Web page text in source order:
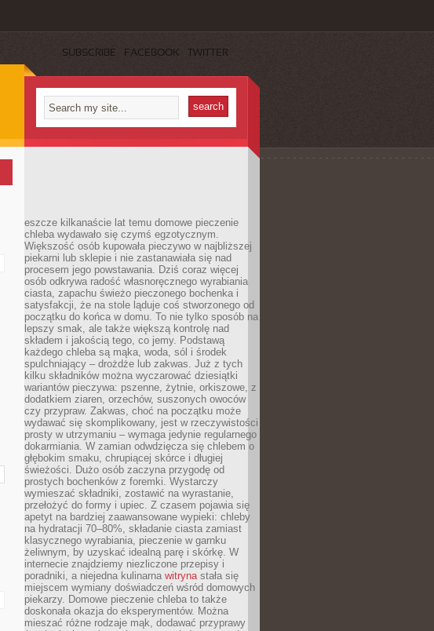
SUBSCRIBE FACEBOOK TWITTER
eszcze kilkanaście lat temu domowe pieczenie
chleba wydawało się czymś egzotycznym.
Większość osób kupowała pieczywo w najbliższej
piekarni lub sklepie i nie zastanawiała się nad
procesem jego powstawania. Dziś coraz więcej
osób odkrywa radość własnoręcznego wyrabiania
ciasta, zapachu świeżo pieczonego bochenka i
satysfakcji, że na stole ląduje coś stworzonego od
początku do końca w domu. To nie tylko sposób na
lepszy smak, ale także większą kontrolę nad
składem i jakością tego, co jemy. Podstawą
każdego chleba są mąka, woda, sól i środek
spulchniający – drożdże lub zakwas. Już z tych
kilku składników można wyczarować dziesiątki
wariantów pieczywa: pszenne, żytnie, orkiszowe, z
dodatkiem ziaren, orzechów, suszonych owoców
czy przypraw. Zakwas, choć na początku może
wydawać się skomplikowany, jest w rzeczywistości
prosty w utrzymaniu – wymaga jedynie regularnego
dokarmiania. W zamian odwdzięcza się chlebem o
głębokim smaku, chrupiącej skórce i długiej
świeżości. Dużo osób zaczyna przygodę od
prostych bochenków z foremki. Wystarczy
wymieszać składniki, zostawić na wyrastanie,
przełożyć do formy i upiec. Z czasem pojawia się
apetyt na bardziej zaawansowane wypieki: chleby
na hydratacji 70–80%, składanie ciasta zamiast
klasycznego wyrabiania, pieczenie w garnku
żeliwnym, by uzyskać idealną parę i skórkę. W
internecie znajdziemy niezliczone przepisy i
poradniki, a niejedna kulinarna witrynastała się
miejscem wymiany doświadczeń wśród domowych
piekarzy. Domowe pieczenie chleba to także
doskonała okazja do eksperymentów. Można
mieszać różne rodzaje mąk, dodawać przyprawy